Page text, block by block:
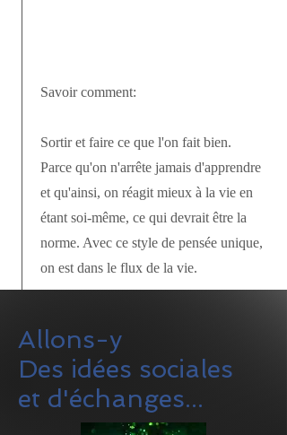
Savoir comment:
Sortir et faire ce que l'on fait bien.
Parce qu'on n'arrête jamais d'apprendre
et qu'ainsi, on réagit mieux à la vie en
étant soi-même, ce qui devrait être la
norme. Avec ce style de pensée unique,
on est dans le flux de la vie.
Allons-y
Des idées sociales
et d'échanges...